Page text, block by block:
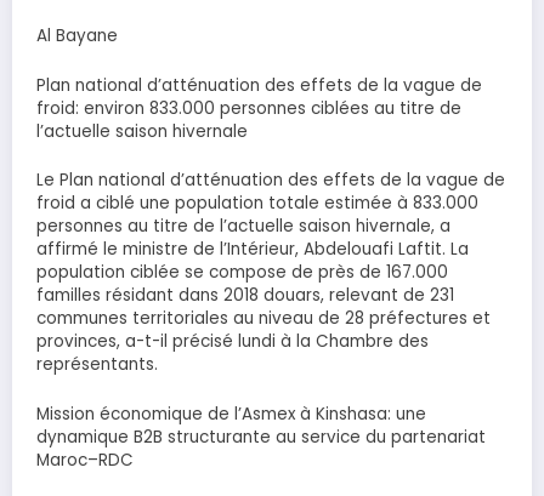
Al Bayane
Plan national d’atténuation des effets de la vague de
froid: environ 833.000 personnes ciblées au titre de
l’actuelle saison hivernale
Le Plan national d’atténuation des effets de la vague de
froid a ciblé une population totale estimée à 833.000
personnes au titre de l’actuelle saison hivernale, a
affirmé le ministre de l’Intérieur, Abdelouafi Laftit. La
population ciblée se compose de près de 167.000
familles résidant dans 2018 douars, relevant de 231
communes territoriales au niveau de 28 préfectures et
provinces, a-t-il précisé lundi à la Chambre des
représentants.
Mission économique de l’Asmex à Kinshasa: une
dynamique B2B structurante au service du partenariat
Maroc–RDC